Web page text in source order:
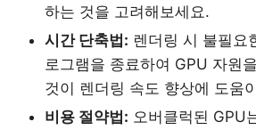
하는 것을 고려해보세요.
시간 단축법: 렌더링 시 불필요
로그램을 종료하여 GPU 자원
것이 렌더링 속도 향상에 도움
비용 절약법: 오버클럭된 GPU